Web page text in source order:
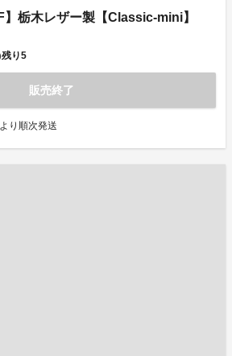
】栃木レザー製【Classic-mini】
残り5
販売終了
り順次発送